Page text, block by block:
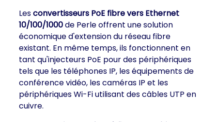
Lesconvertisseurs PoE fibre vers Ethernet
10/100/1000de Perle offrent une solution
économique d'extension du réseau fibre
existant. En même temps, ils fonctionnent en
tant qu'injecteurs PoE pour des périphériques
tels que les téléphones IP, les équipements de
conférence vidéo, les caméras IP et les
périphériques Wi-Fi utilisant des câbles UTP en
cuivre.